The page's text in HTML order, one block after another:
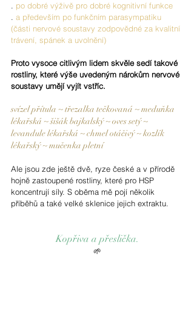
. po dobré výživě pro dobré kognitivní funkce
. a především po funkčním parasympatiku
(části nervové soustavy zodpovědné za kvalitní
trávení, spánek a uvolnění)
Proto vysoce citlivým lidem skvěle sedí takové
rostliny, které výše uvedeným nárokům nervové
soustavy umějí vyjít vstříc.
svízel přítula ~ třezalka tečkovaná ~ meduňka
lékařská ~ šišák bajkalský ~ oves setý ~
levandule lékařská ~ chmel otáčivý ~ kozlík
lékařský ~ mučenka pletní
Ale jsou zde ještě dvě, ryze české a v přírodě
hojně zastoupené rostliny, které pro HSP
koncentrují síly. S oběma mě pojí několik
příběhů a také velké sklenice jejich extraktu.
Kopřiva a přeslička.
🌱